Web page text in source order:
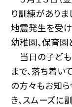
り訓練がありま
地震発生を受け
幼稚園、保育園
当日の子ども
まで、落ち着い
の方々もお知
き、スムーズに